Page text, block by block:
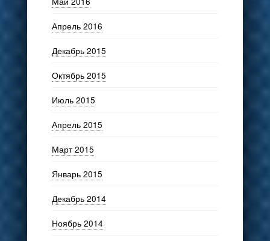
Апрель 2016
Декабрь 2015
Октябрь 2015
Июль 2015
Апрель 2015
Март 2015
Январь 2015
Декабрь 2014
Ноябрь 2014